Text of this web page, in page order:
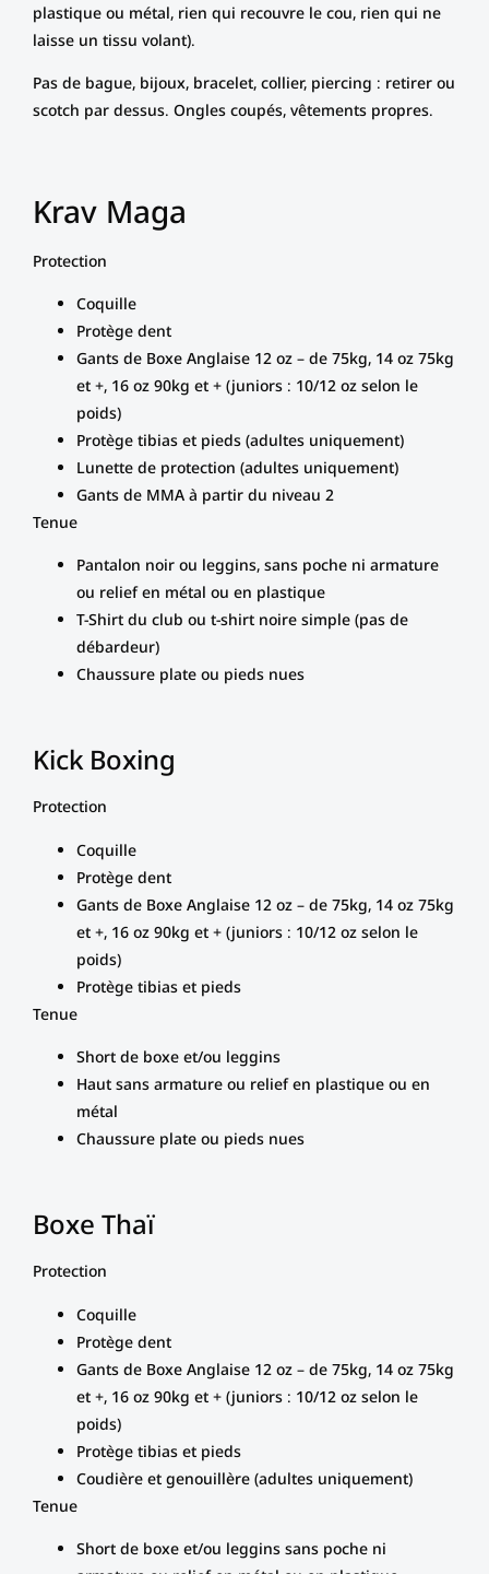
plastique ou métal, rien qui recouvre le cou, rien qui ne
laisse un tissu volant).
Pas de bague, bijoux, bracelet, collier, piercing : retirer ou
scotch par dessus. Ongles coupés, vêtements propres.
Krav Maga
Protection
Coquille
Protège dent
Gants de Boxe Anglaise 12 oz – de 75kg, 14 oz 75kg
et +, 16 oz 90kg et + (juniors : 10/12 oz selon le
poids)
Protège tibias et pieds (adultes uniquement)
Lunette de protection (adultes uniquement)
Gants de MMA à partir du niveau 2
Tenue
Pantalon noir ou leggins, sans poche ni armature
ou relief en métal ou en plastique
T-Shirt du club ou t-shirt noire simple (pas de
débardeur)
Chaussure plate ou pieds nues
Kick Boxing
Protection
Coquille
Protège dent
Gants de Boxe Anglaise 12 oz – de 75kg, 14 oz 75kg
et +, 16 oz 90kg et + (juniors : 10/12 oz selon le
poids)
Protège tibias et pieds
Tenue
Short de boxe et/ou leggins
Haut sans armature ou relief en plastique ou en
métal
Chaussure plate ou pieds nues
Boxe Thaï
Protection
Coquille
Protège dent
Gants de Boxe Anglaise 12 oz – de 75kg, 14 oz 75kg
et +, 16 oz 90kg et + (juniors : 10/12 oz selon le
poids)
Protège tibias et pieds
Coudière et genouillère (adultes uniquement)
Tenue
Short de boxe et/ou leggins sans poche ni